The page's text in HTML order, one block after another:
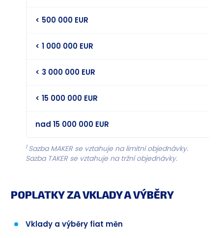
< 500 000 EUR
< 1 000 000 EUR
< 3 000 000 EUR
< 15 000 000 EUR
nad 15 000 000 EUR
1 Sazba MAKER se vztahuje na limitní objednávky.
Sazba TAKER se vztahuje na tržní objednávky.
POPLATKY ZA VKLADY A VÝBĚRY
Vklady a výběry fiat měn